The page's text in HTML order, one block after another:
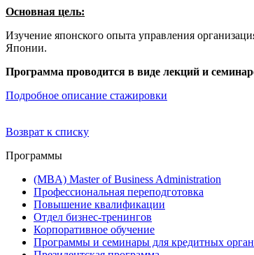
Основная цель:
Изучение японского опыта управления
Японии.
Программа проводится в виде лекций и
Подробное описание стажировки
Возврат к списку
Программы
(MBA) Master of Business Administration
Профессиональная переподготовка
Повышение квалификации
Отдел бизнес-тренингов
Корпоративное обучение
Программы и семинары для кредитных